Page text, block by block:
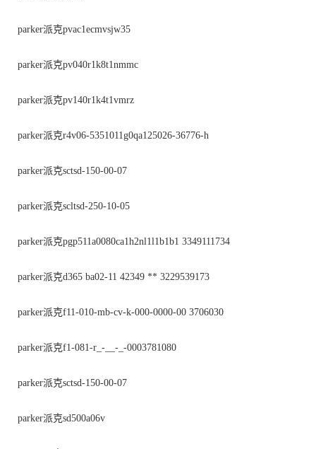
parker派克pvac1ecmvsjw35
parker派克pv040r1k8t1nmmc
parker派克pv140r1k4t1vmrz
parker派克r4v06-5351011g0qa125026-36776-h
parker派克sctsd-150-00-07
parker派克scltsd-250-10-05
parker派克pgp511a0080ca1h2nl1l1b1b1 3349111734
parker派克d365 ba02-11 42349 ** 3229539173
parker派克f11-010-mb-cv-k-000-0000-00 3706030
parker派克f1-081-r_-__-_-0003781080
parker派克sctsd-150-00-07
parker派克sd500a06v